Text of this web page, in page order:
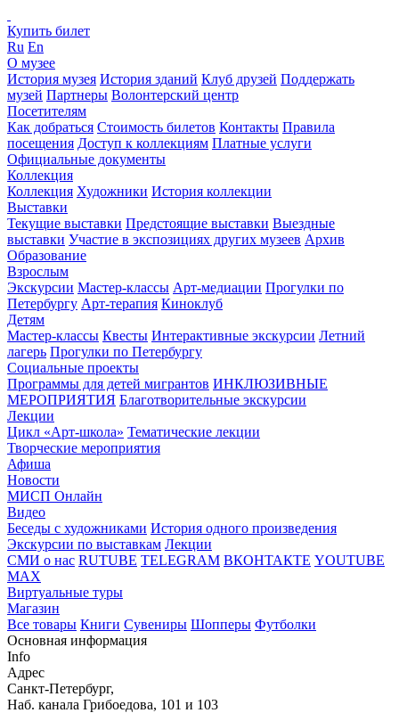
Купить билет
Ru En
О музее
История музея История зданий Клуб друзей Поддержать
музей Партнеры Волонтерский центр
Посетителям
Как добраться Стоимость билетов Контакты Правила
посещения Доступ к коллекциям Платные услуги
Официальные документы
Коллекция
Коллекция Художники История коллекции
Выставки
Текущие выставки Предстоящие выставки Выездные
выставки Участие в экспозициях других музеев Архив
Образование
Взрослым
Экскурсии Мастер-классы Арт-медиации Прогулки по
Петербургу Арт-терапия Киноклуб
Детям
Мастер-классы Квесты Интерактивные экскурсии Летний
лагерь Прогулки по Петербургу
Социальные проекты
Программы для детей мигрантов ИНКЛЮЗИВНЫЕ
МЕРОПРИЯТИЯ Благотворительные экскурсии
Лекции
Цикл «Арт-школа» Тематические лекции
Творческие мероприятия
Афиша
Новости
МИСП Онлайн
Видео
Беседы с художниками История одного произведения
Экскурсии по выставкам Лекции
СМИ о нас RUTUBE TELEGRAM ВКОНТАКТЕ YOUTUBE
MAX
Виртуальные туры
Магазин
Все товары Книги Сувениры Шопперы Футболки
Основная информация
Info
Адрес
Санкт-Петербург,
Наб. канала Грибоедова, 101 и 103